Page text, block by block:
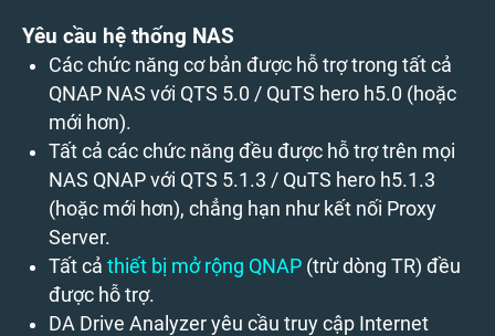
Yêu cầu hệ thống NAS
Các chức năng cơ bản được hỗ trợ trong tất cả
QNAP NAS với QTS 5.0 / QuTS hero h5.0 (hoặc
mới hơn).
Tất cả các chức năng đều được hỗ trợ trên mọi
NAS QNAP với QTS 5.1.3 / QuTS hero h5.1.3
(hoặc mới hơn), chẳng hạn như kết nối Proxy
Server.
Tất cả thiết bị mở rộng QNAP (trừ dòng TR) đều
được hỗ trợ.
DA Drive Analyzer yêu cầu truy cập Internet